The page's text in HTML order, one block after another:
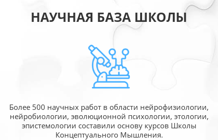
НАУЧНАЯ БАЗА ШКОЛЫ
Более 500 научных работ в области нейрофизиологии,
нейробиологии, эволюционной психологии, этологии,
эпистемологии составили основу курсов Школы
Концептуального Мышления.